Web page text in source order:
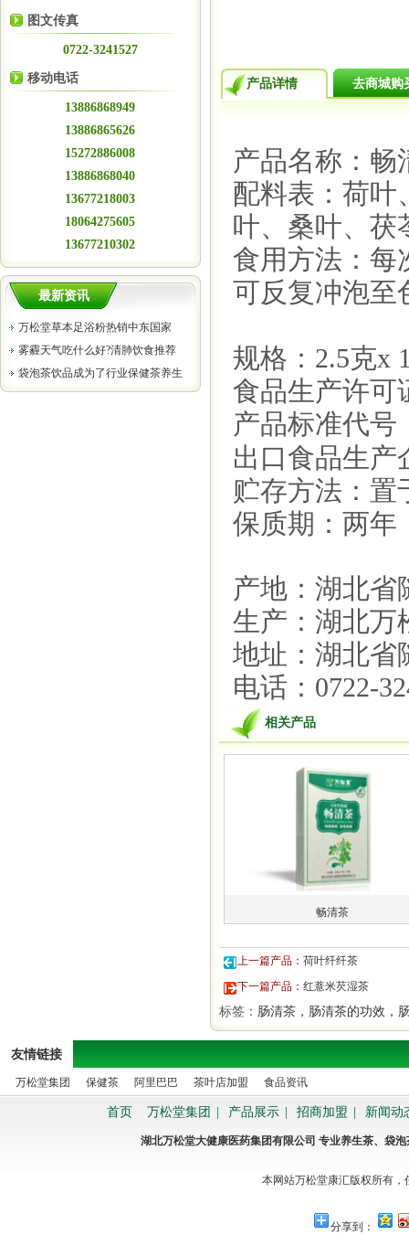
图文传真
0722-3241527
移动电话
13886868949
13886865626
15272886008
13886868040
13677218003
18064275605
13677210302
最新资讯
万松堂草本足浴粉热销中东国家
雾霾天气吃什么好?清肺饮食推荐
袋泡茶饮品成为了行业保健茶养生
产品详情 去商城购
产品名称：畅
配料表 ： 荷叶
叶、桑叶、茯
食用方法 ： 每
可反复冲泡至
规格：2.5克x
食品生产许可
产品标准代号
出口食品生产
贮存方法：置
保质期：两年
产地：湖北省
生产：湖北万
地址：湖北省
电话：0722-
相关产品
畅清茶
上一篇产品： 荷叶纤纤茶
下一篇产品： 红薏米芡湿茶
标签： 肠清茶，肠清茶的功效，
友情链接
万松堂集团 保健茶 阿里巴巴 茶叶店加盟 食品资讯
首页 万松堂集团 产品展示 招商加盟 新闻动
湖北万松堂大健康医药集团有限公司 专业养生茶、袋
本网站万松堂康汇版权所有
分享到：